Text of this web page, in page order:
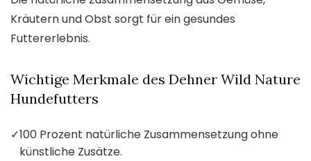
Kräutern und Obst sorgt für ein gesundes
Futtererlebnis.
Wichtige Merkmale des Dehner Wild Nature
Hundefutters
✓100 Prozent natürliche Zusammensetzung ohne
künstliche Zusätze.